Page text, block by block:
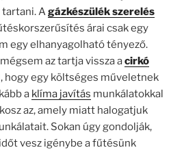
Agázkészülék szerelés
árai csak egy
egy elhanyagolható tényező.
az tartja vissza acirkó
hogy egy költséges műveletnek
a klíma javítás munkálatokkal
az, amely miatt halogatjuk
Sokan úgy gondolják,
vesz igénybe a fűtésünk